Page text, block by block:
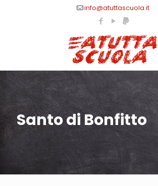
info@atuttascuola.it
Santo di Bonfitto